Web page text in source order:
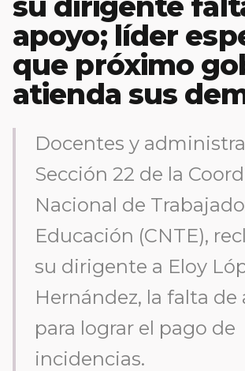
apoyo; líder
que próximo
atienda sus
Docentes y
Sección 22 de la
Nacional de
Educación (CNTE),
su dirigente a Eloy
Hernández, la falta de
para lograr el pago de
incidencias.